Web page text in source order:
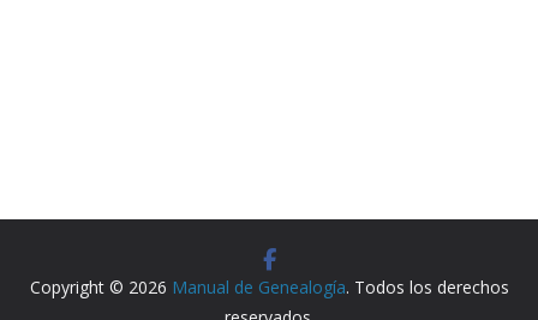
Copyright © 2026 Manual de Genealogía. Todos los derechos